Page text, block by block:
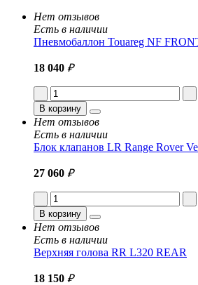
Нет отзывов
Есть в наличии
Пневмобаллон Touareg NF
18 040 ₽
В корзину
Нет отзывов
Есть в наличии
Блок клапанов LR Range Rover
27 060 ₽
В корзину
Нет отзывов
Есть в наличии
Верхняя голова RR L320 REAR
18 150 ₽